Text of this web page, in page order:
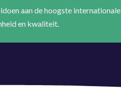
aan de hoogste internationale
en kwaliteit.